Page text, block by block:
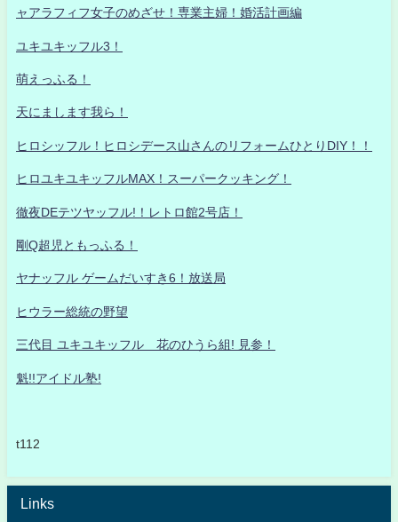
ャアラフィフ女子のめざせ！専業主婦！婚活計画編
ユキユキッフル3！
萌えっふる！
天にまします我ら！
ヒロシッフル！ヒロシデース山さんのリフォームひとりDIY！！
ヒロユキユキッフルMAX！スーパークッキング！
徹夜DEテツヤッフル!！レトロ館2号店！
剛Q超児ともっふる！
ヤナッフル ゲームだいすき6！放送局
ヒウラー総統の野望
三代目 ユキユキッフル 花のひうら組! 見参！
魁!!アイドル塾!
t112
Links